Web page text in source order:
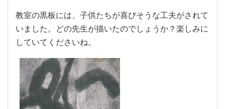
教室の黒板には、子供たちが喜びそうな工夫がされて
いました。どの先生が描いたのでしょうか？楽しみに
していてくださいね。